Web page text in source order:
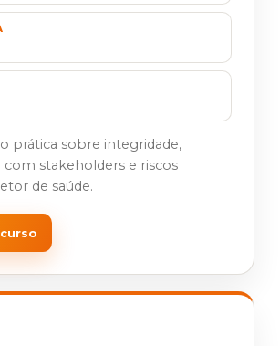
prática sobre integridade,
stakeholders e riscos
de saúde.